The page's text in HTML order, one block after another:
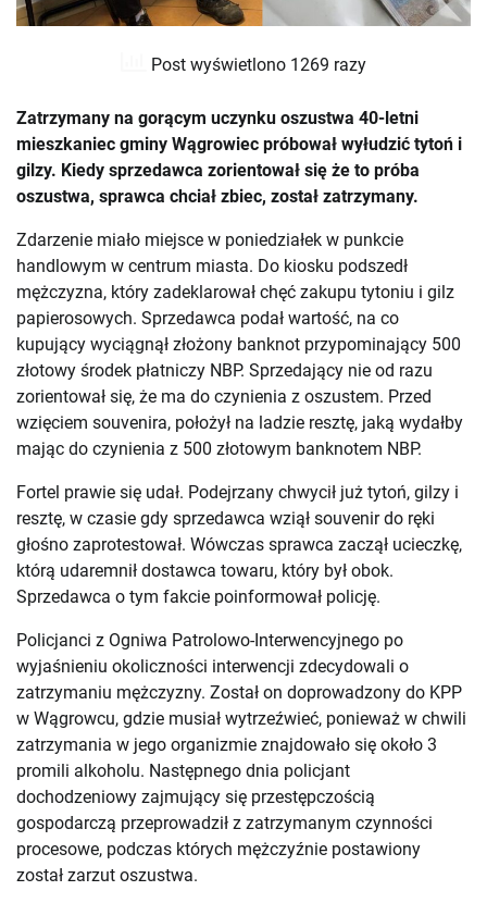
Post wyświetlono 1269 razy
Zatrzymany na gorącym uczynku oszustwa 40-letni
mieszkaniec gminy Wągrowiec próbował wyłudzić tytoń i
gilzy. Kiedy sprzedawca zorientował się że to próba
oszustwa, sprawca chciał zbiec, został zatrzymany.
Zdarzenie miało miejsce w poniedziałek w punkcie
handlowym w centrum miasta. Do kiosku podszedł
mężczyzna, który zadeklarował chęć zakupu tytoniu i gilz
papierosowych. Sprzedawca podał wartość, na co
kupujący wyciągnął złożony banknot przypominający 500
złotowy środek płatniczy NBP. Sprzedający nie od razu
zorientował się, że ma do czynienia z oszustem. Przed
wzięciem souvenira, położył na ladzie resztę, jaką wydałby
mając do czynienia z 500 złotowym banknotem NBP.
Fortel prawie się udał. Podejrzany chwycił już tytoń, gilzy i
resztę, w czasie gdy sprzedawca wziął souvenir do ręki
głośno zaprotestował. Wówczas sprawca zaczął ucieczkę,
którą udaremnił dostawca towaru, który był obok.
Sprzedawca o tym fakcie poinformował policję.
Policjanci z Ogniwa Patrolowo-Interwencyjnego po
wyjaśnieniu okoliczności interwencji zdecydowali o
zatrzymaniu mężczyzny. Został on doprowadzony do KPP
w Wągrowcu, gdzie musiał wytrzeźwieć, ponieważ w chwili
zatrzymania w jego organizmie znajdowało się około 3
promili alkoholu. Następnego dnia policjant
dochodzeniowy zajmujący się przestępczością
gospodarczą przeprowadził z zatrzymanym czynności
procesowe, podczas których mężczyźnie postawiony
został zarzut oszustwa.